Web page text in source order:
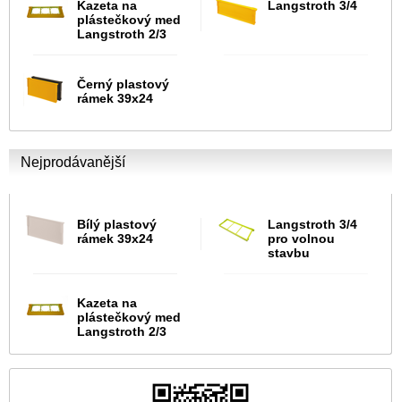
Kazeta na
plástečkový med
Langstroth 2/3
Langstroth 3/4
Černý plastový
rámek 39x24
Nejprodávanější
Bílý plastový
rámek 39x24
Langstroth 3/4
pro volnou
stavbu
Kazeta na
plástečkový med
Langstroth 2/3